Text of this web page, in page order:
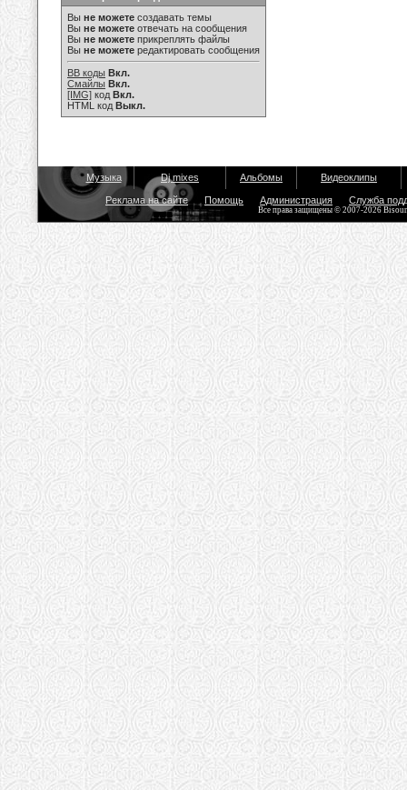
Вы не можете создавать темы
Вы не можете отвечать на сообщения
Вы не можете прикреплять файлы
Вы не можете редактировать сообщения
BB коды Вкл.
Смайлы Вкл.
[IMG] код Вкл.
HTML код Выкл.
Музыка Dj mixes Альбомы Видеоклипы
Реклама на сайте Помощь Администрация Служба
Все права защищены © 2007-2026